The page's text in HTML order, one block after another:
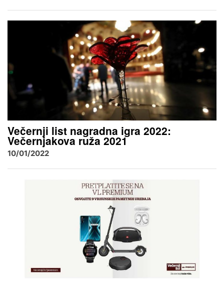
Večernji list nagradna igra 2022:
Večernjakova ruža 2021
10/01/2022